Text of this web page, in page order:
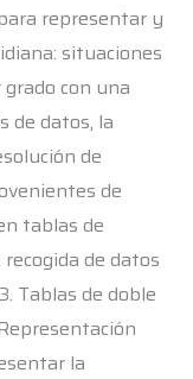
representar y
situaciones
con una
de datos, la
de
de
tablas de
de datos
Tablas de doble
la